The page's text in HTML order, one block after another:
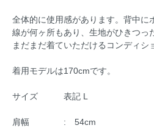
全体的に使用感があります。背中に
線が何ヶ所もあり、生地がひきつっ
まだまだ着ていただけるコンディシ
着用モデルは170cmです。
サイズ 表記 L
肩幅 : 54cm